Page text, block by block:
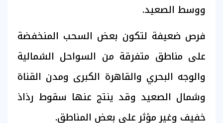
ووسط الصعيد.
​فرص ضعيفة لتكون بعض السحب المنخفضة
على مناطق متفرقة من السواحل الشمالية
والوجه البحري والقاهرة الكبرى ومدن القناة
وشمال الصعيد وقد ينتج عنها سقوط رذاذ
خفيف وغير مؤثر على بعض المناطق.